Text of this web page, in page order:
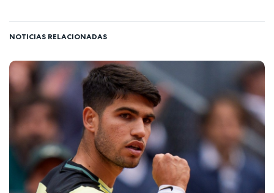
NOTICIAS RELACIONADAS